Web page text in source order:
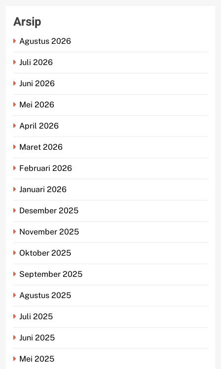
Arsip
Agustus 2026
Juli 2026
Juni 2026
Mei 2026
April 2026
Maret 2026
Februari 2026
Januari 2026
Desember 2025
November 2025
Oktober 2025
September 2025
Agustus 2025
Juli 2025
Juni 2025
Mei 2025